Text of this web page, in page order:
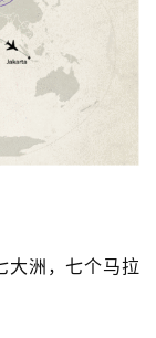
大洲，七个马拉